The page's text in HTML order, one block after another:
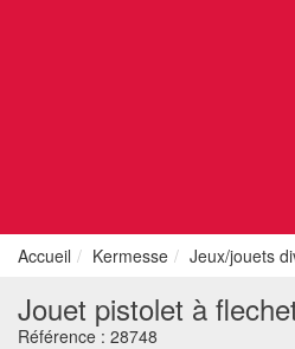
Accueil Kermesse Jeux/jouets
Jouet pistolet à
Référence : 28748